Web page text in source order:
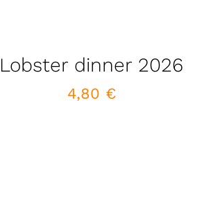
Lobster dinner 2026
4,80 €